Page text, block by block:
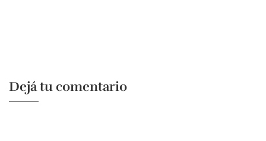
Dejá tu comentario